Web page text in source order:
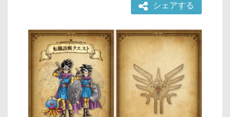
シェアする